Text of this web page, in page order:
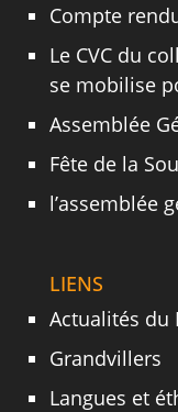
Compte
Le CVC du
se mobilise
Assemblée
Fête de la
l’assemblée
LIENS
Actualités du
Grandvillers
Langues et